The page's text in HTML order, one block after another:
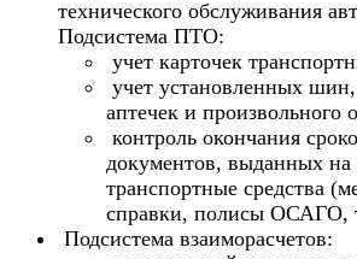
технического обслуживания
Подсистема ПТО:
учет карточек
учет установленных
аптечек и произвольного
контроль окончания
документов, выданных на
транспортные средства
справки, полисы ОСАГО,
Подсистема взаиморасчетов: